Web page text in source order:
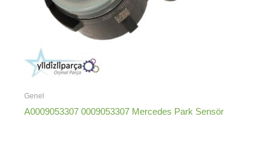
Genel
A0009053307 0009053307 Mercedes Park Sensör